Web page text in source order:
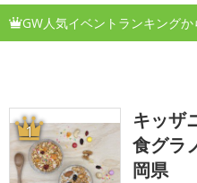
GW人気イベントランキングか
1
キッザ
食グラ
岡県